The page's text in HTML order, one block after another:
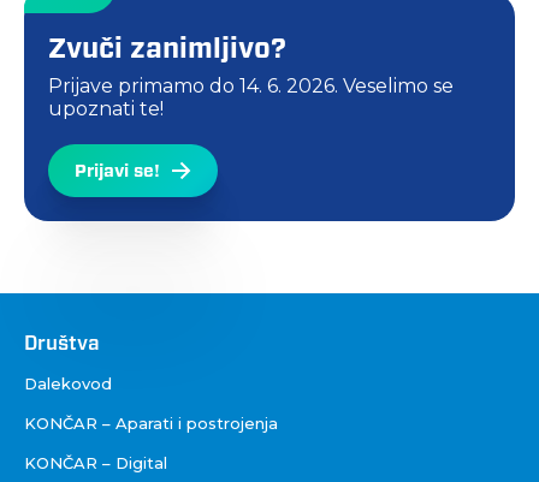
Zvuči zanimljivo?
Prijave primamo do 14. 6. 2026. Veselimo se
upoznati te!
Prijavi se!
Društva
Društva
Dalekovod
KONČAR – Aparati i postrojenja
KONČAR – Digital